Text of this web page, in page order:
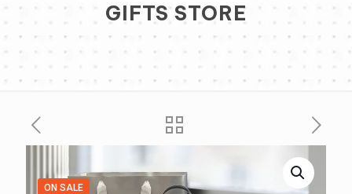
GIFTS STORE
ON SALE